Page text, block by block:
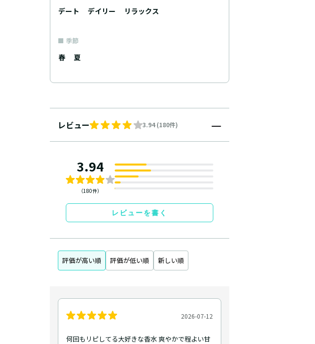
デート デイリー リラックス
季節
春 夏
レビュー 3.94 (180件)
3.94
（180件）
レビューを書く
評価が高い順 評価が低い順 新しい順
2026-07-12
何回もリピしてる大好きな香水 爽やかで程よい甘